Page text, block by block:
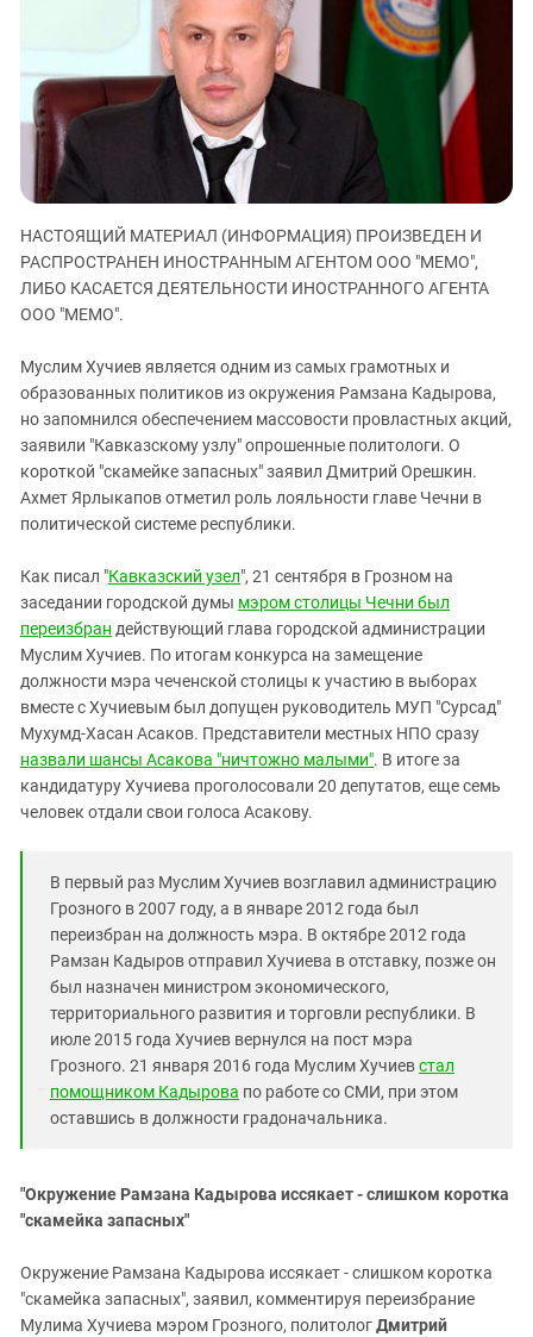
ЗАСТАВЛЯЕТ
КАВКАЗ ЗА ПАЛЕСТИНУ
ИНАКОМЫСЛИЕ В ЧЕЧНЕ
ПРЕСЛЕДОВАНИЕ АКТИВИСТОВ
МОБИЛИЗАЦИЯ И ПРОТЕСТЫ
Кабардино-Балкария
Калмыкия
Карачаево-Черкесия
Краснодарский край
Нагорный Карабах
Российская Федерация
Ростовская область
СКФО
Ставропольский край
Южная Осетия
ЮФО
НАСТОЯЩИЙ МАТЕРИАЛ (ИНФОРМАЦИЯ) ПРОИЗВЕДЕН И
РАСПРОСТРАНЕН ИНОСТРАННЫМ АГЕНТОМ ООО "МЕМО",
ЛИБО КАСАЕТСЯ ДЕЯТЕЛЬНОСТИ ИНОСТРАННОГО АГЕНТА
ООО "МЕМО".
Муслим Хучиев является одним из самых грамотных и
образованных политиков из окружения Рамзана Кадырова,
но запомнился обеспечением массовости провластных акций,
заявили "Кавказскому узлу" опрошенные политологи. О
короткой "скамейке запасных" заявил Дмитрий Орешкин.
Ахмет Ярлыкапов отметил роль лояльности главе Чечни в
политической системе республики.
Как писал "Кавказский узел", 21 сентября в Грозном на
заседании городской думы мэром столицы Чечни был
переизбран действующий глава городской администрации
Муслим Хучиев. По итогам конкурса на замещение
должности мэра чеченской столицы к участию в выборах
вместе с Хучиевым был допущен руководитель МУП "Сурсад"
Мухумд-Хасан Асаков. Представители местных НПО сразу
назвали шансы Асакова "ничтожно малыми". В итоге за
кандидатуру Хучиева проголосовали 20 депутатов, еще семь
человек отдали свои голоса Асакову.
В первый раз Муслим Хучиев возглавил администрацию
Грозного в 2007 году, а в январе 2012 года был
переизбран на должность мэра. В октябре 2012 года
Рамзан Кадыров отправил Хучиева в отставку, позже он
был назначен министром экономического,
территориального развития и торговли республики. В
июле 2015 года Хучиев вернулся на пост мэра
Грозного. 21 января 2016 года Муслим Хучиевстал
помощником Кадырова по работе со СМИ, при этом
оставшись в должности градоначальника.
"Окружение Рамзана Кадырова иссякает - слишком коротка
"скамейка запасных"
Окружение Рамзана Кадырова иссякает - слишком коротка
"скамейка запасных", заявил, комментируя переизбрание
Мулима Хучиева мэром Грозного, политологДмитрий